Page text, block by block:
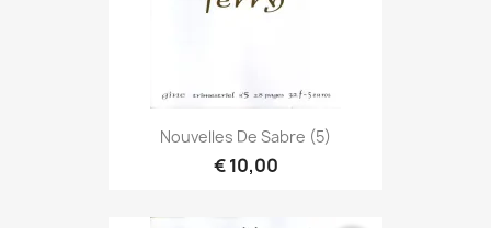
Nouvelles De Sabre (5)
€ 10,00